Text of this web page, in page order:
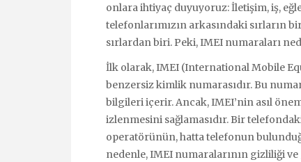
onlara ihtiyaç duyuyoruz: İletişim, iş,
telefonlarımızın arkasındaki sırların
sırlardan biri. Peki, IMEI numaraları
İlk olarak, IMEI (International Mobile
benzersiz kimlik numarasıdır. Bu
bilgileri içerir. Ancak, IMEI’nin asıl
izlenmesini sağlamasıdır. Bir
operatörünün, hatta telefonun
nedenle, IMEI numaralarının gizliliği